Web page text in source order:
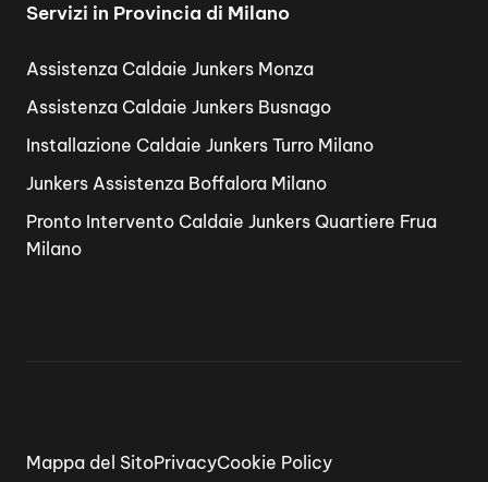
Servizi in Provincia di Milano
Assistenza Caldaie Junkers Monza
Assistenza Caldaie Junkers Busnago
Installazione Caldaie Junkers Turro Milano
Junkers Assistenza Boffalora Milano
Pronto Intervento Caldaie Junkers Quartiere Frua
Milano
Mappa del SitoPrivacyCookie Policy